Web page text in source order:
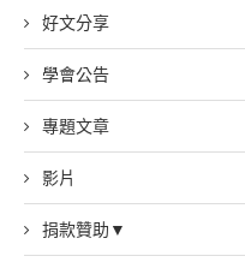
好文分享
學會公告
專題文章
影片
捐款贊助▼